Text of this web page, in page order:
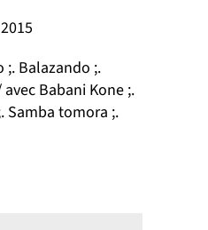
;. Balazando ;.
Babani Kone ;.
Samba tomora ;.